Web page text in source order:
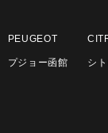
PEUGEOT
プジョー函館 シ